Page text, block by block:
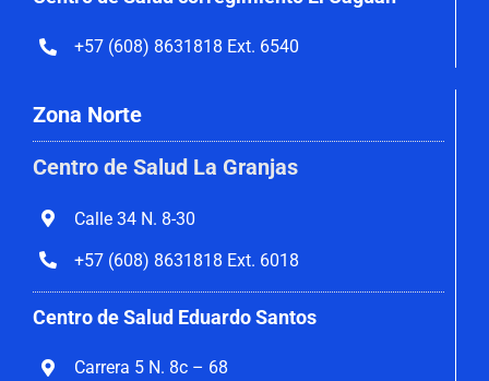
+57 (608) 8631818 Ext. 6540
Zona Norte
Centro de Salud La Granjas
Calle 34 N. 8-30
+57 (608) 8631818 Ext. 6018
Centro de Salud Eduardo Santos
Carrera 5 N. 8c – 68